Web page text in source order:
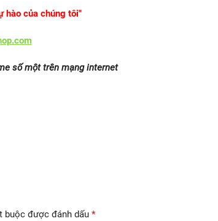
hào của chúng tôi"
số một trên mạng internet
buộc được đánh dấu *